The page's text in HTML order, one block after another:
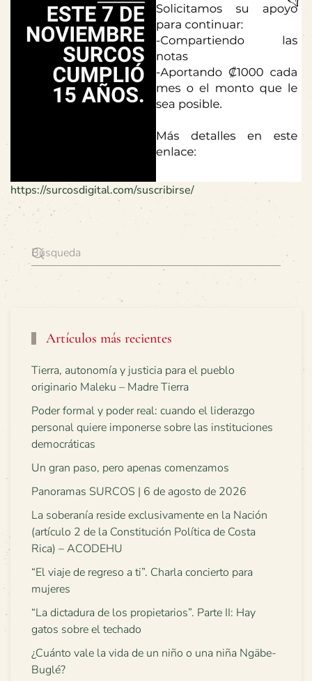
https://surcosdigital.com/suscribirse/
Artículos más recientes
Tierra, autonomía y justicia para el pueblo
originario Maleku – Madre Tierra
Poder formal y poder real: cuando el liderazgo
personal quiere imponerse sobre las instituciones
democráticas
Un gran paso, pero apenas comenzamos
Panoramas SURCOS | 6 de agosto de 2026
La soberanía reside exclusivamente en la Nación
(artículo 2 de la Constitución Política de Costa
Rica) – ACODEHU
“El viaje de regreso a ti”. Charla concierto para
mujeres
“La dictadura de los propietarios”. Parte II: Hay
gatos sobre el techado
¿Cuánto vale la vida de un niño o una niña Ngäbe-
Buglé?